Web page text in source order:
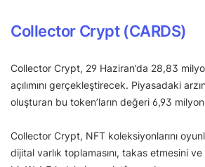
Collector Crypt (CARDS)
Collector Crypt, 29 Haziran’da 28,83
açılımını gerçekleştirecek. Piyasadaki
oluşturan bu token’ların değeri 6,93
Collector Crypt, NFT koleksiyonlarını
dijital varlık toplamasını, takas etmesini ve